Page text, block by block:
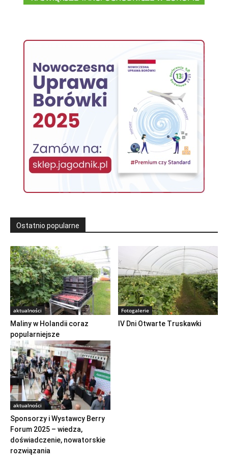
Ostatnio popularne
aktualności
Maliny w Holandii coraz
popularniejsze
Fotogalerie
IV Dni Otwarte Truskawki
aktualności
Sponsorzy i Wystawcy Berry
Forum 2025 – wiedza,
doświadczenie, nowatorskie
rozwiązania